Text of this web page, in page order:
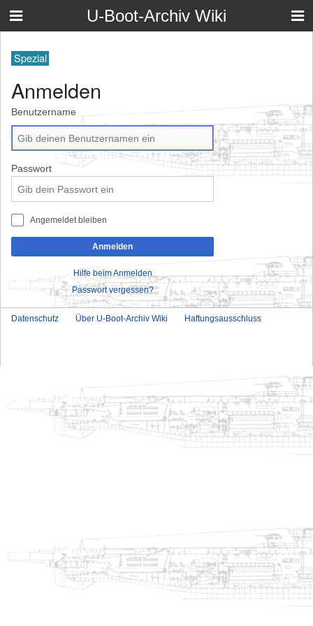
U-Boot-Archiv Wiki
Spezial
Anmelden
Benutzername
Passwort
Angemeldet bleiben
Anmelden
Hilfe beim Anmelden
Passwort vergessen?
Datenschutz Über U-Boot-Archiv Wiki Haftungsausschluss